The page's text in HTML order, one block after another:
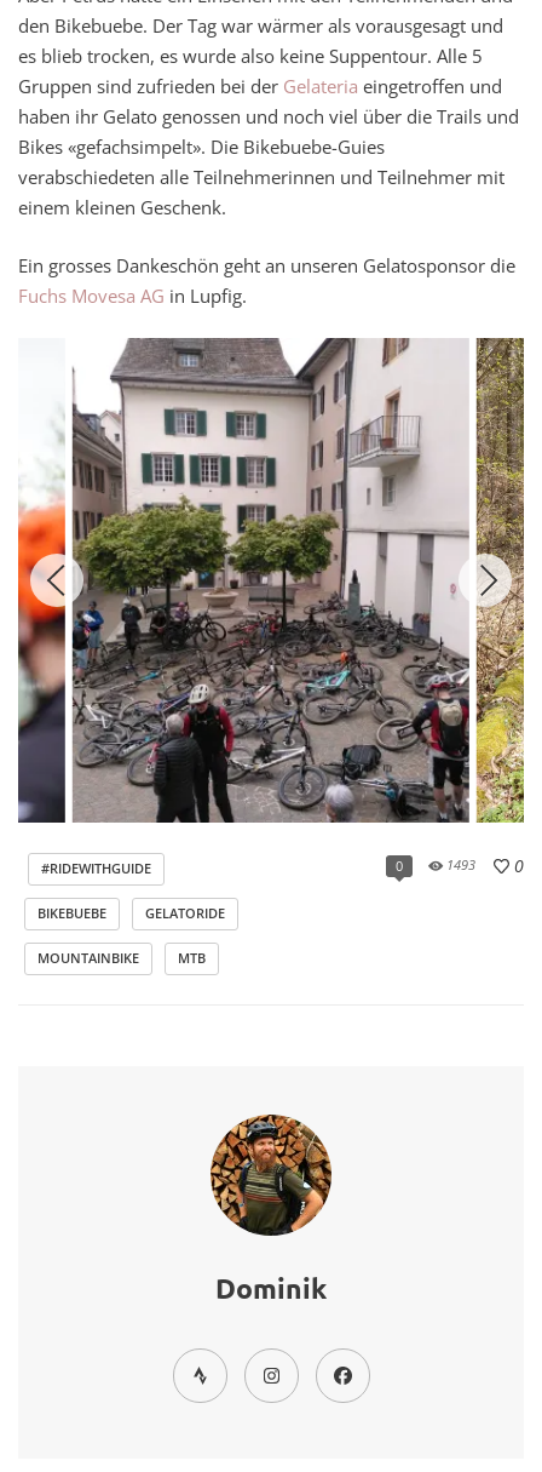
den Bikebuebe. Der Tag war wärmer als vorausgesagt und
es blieb trocken, es wurde also keine Suppentour. Alle 5
Gruppen sind zufrieden bei der Gelateria eingetroffen und
haben ihr Gelato genossen und noch viel über die Trails und
Bikes «gefachsimpelt». Die Bikebuebe-Guies
verabschiedeten alle Teilnehmerinnen und Teilnehmer mit
einem kleinen Geschenk.
Ein grosses Dankeschön geht an unseren Gelatosponsor die
Fuchs Movesa AG in Lupfig.
0 1493 0
#RIDEWITHGUIDE
BIKEBUEBE GELATORIDE
MOUNTAINBIKE MTB
Dominik